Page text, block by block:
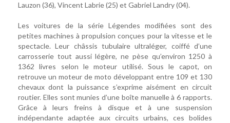
Lauzon (36), Vincent Labrie (25) et Gabriel Landry (04).
Les voitures de la série Légendes modifiées sont des
petites machines à propulsion conçues pour la vitesse et le
spectacle. Leur châssis tubulaire ultraléger, coiffé d’une
carrosserie tout aussi légère, ne pèse qu’environ 1250 à
1362 livres selon le moteur utilisé. Sous le capot, on
retrouve un moteur de moto développant entre 109 et 130
chevaux dont la puissance s’exprime aisément en circuit
routier. Elles sont munies d’une boîte manuelle à 6 rapports.
Grâce à leurs freins à disque et à une suspension
indépendante adaptée aux circuits urbains, ces bolides